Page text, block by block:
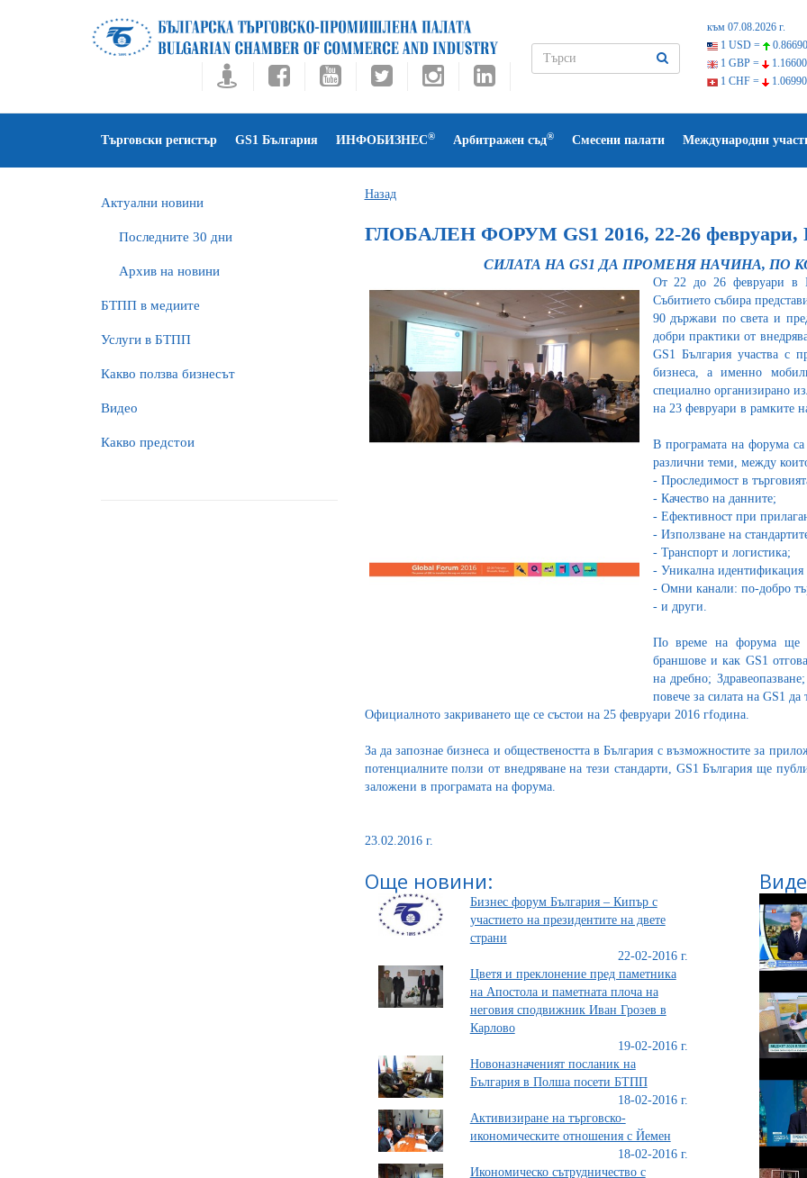
към 07.08.2026 г.
1 USD =
1 GBP =
1 CHF =
Търговски регистър GS1 България ИНФОБИЗНЕС® Арбитражен съд® Смесени палати Международни
Актуални новини
Последните 30 дни
Архив на новини
БTПП в медиите
Услуги в БТПП
Какво ползва бизнесът
Видео
Какво предстои
Назад
ГЛОБАЛЕН ФОРУМ GS1 2016, 22-26 февруари,
СИЛАТА НА GS1 ДА ПРОМЕНЯ НАЧИНА, ПО
От 22 до 26 февруари в
Събитието събира
90 държави по света и
добри практики от
GS1 България участва с
бизнеса, а именно
специално организирано
на 23 февруари в рамките
В програмата на форума
различни теми, между
- Проследимост в
- Качество на данните;
- Ефективност при
- Използване на
- Транспорт и логистика;
- Уникална
- Омни канали: по-добро
- и други.
По време на форума ще
браншове и как GS1
на дребно;
повече за силата на GS1
Официалното закриването ще се състои на 25 февруари 2016 гfодина.
За да запознае бизнеса и обществеността в България с възможностите за
потенциалните ползи от внедряване на тези стандарти, GS1 България ще
заложени в програмата на форума.
23.02.2016 г.
Още новини:
Бизнес форум България – Кипър с
участието на президентите на двете
страни
22-02-2016 г.
Цветя и преклонение пред паметника
на Апостола и паметната плоча на
неговия сподвижник Иван Грозев в
Карлово
19-02-2016 г.
Новоназначеният посланик на
България в Полша посети БТПП
18-02-2016 г.
Активизиране на търговско-
икономическите отношения с Йемен
18-02-2016 г.
Икономическо сътрудничество с